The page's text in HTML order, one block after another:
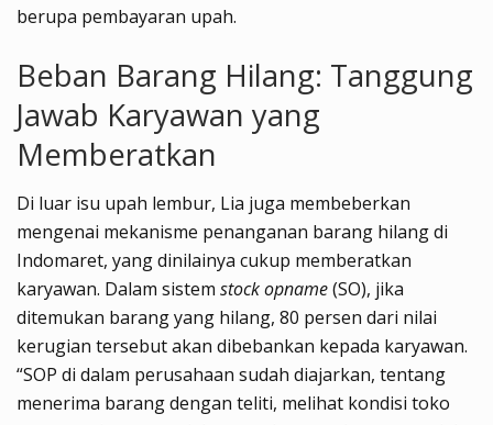
berupa pembayaran upah.
Beban Barang Hilang: Tanggung
Jawab Karyawan yang
Memberatkan
Di luar isu upah lembur, Lia juga membeberkan
mengenai mekanisme penanganan barang hilang di
Indomaret, yang dinilainya cukup memberatkan
karyawan. Dalam sistem stock opname(SO), jika
ditemukan barang yang hilang, 80 persen dari nilai
kerugian tersebut akan dibebankan kepada karyawan.
“SOP di dalam perusahaan sudah diajarkan, tentang
menerima barang dengan teliti, melihat kondisi toko